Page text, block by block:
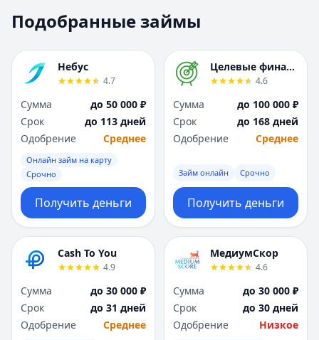
Набережные Челны
Нижний Новгород
Новокузнецк
Новосибирск
Омск
Пенза
Пермь
Р
Ростов-на-Дону
Рязань
С
Самара
Санкт-Петербург
Саратов
Набережные
Нижний Новгород
Новокузнецк
Новосибирск
Омск
Оренбург
Пенза
Пермь
Р
Ростов-на-Дону
Рязань
С
Самара
Санкт-Петербург
Саратов
Подобранные займы
Небус
4.7
Сумма
до 50 000 ₽
Срок
до 113 дней
Одобрение
Среднее
Онлайн займ на карту
Срочно
Получить деньги
Целевые финансы
4.6
Сумма
до 100 000 ₽
Срок
до 168 дней
Одобрение
Среднее
Займ онлайн Срочно
Получить деньги
Cash To You
4.9
Сумма
до 30 000 ₽
Срок
до 31 дней
Одобрение
Среднее
МедиумСкор
4.6
Сумма
до 30 000 ₽
Срок
до 30 дней
Одобрение
Низкое